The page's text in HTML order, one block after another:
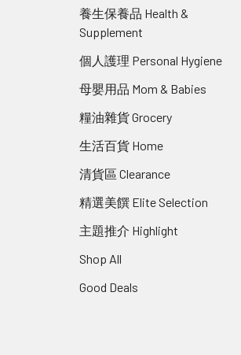
養生保養品 Health &
Supplement
個人護理 Personal Hygiene
母嬰用品 Mom & Babies
糧油雜貨 Grocery
生活百貨 Home
清貨區 Clearance
精選美饌 Elite Selection
主題推介 Highlight
Shop All
Good Deals